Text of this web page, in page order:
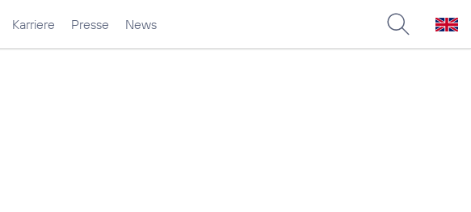
Karriere Presse News